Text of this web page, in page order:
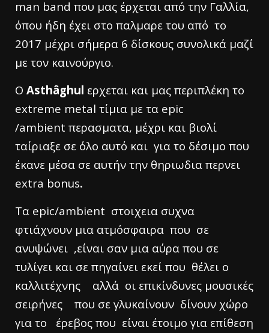
man band που μας έρχεται από την Γαλλία,
όπου ήδη έχει στο παλμαρε του από το
2017 μέχρι σήμερα 6 δίσκους συνολικά μαζί
με τον καινούργιο.
Ο Asthâghul ερχεται και μας περιπλέκη το
extreme metal τίμια με τα epic
/ambient περασματα, μέχρι και βιολί
ταίριαξε σε όλο αυτό και για το δέσιμο που
έκανε μέσα σε αυτήν την θηριωδια περνει
extra bonus.
Τα epic/ambient στοιχεια συχνα
φτιάχνουν μια ατμόσφαιρα που σε
ανυψώνει ,είναι σαν μια αύρα που σε
τυλίγει και σε πηγαίνει εκεί που θέλει ο
καλλιτέχνης αλλά οι επικίνδυνες μουσικές
σειρήνες που σε γλυκαίνουν δίνουν χώρο
για το έρεβος που είναι έτοιμο για επίθεση